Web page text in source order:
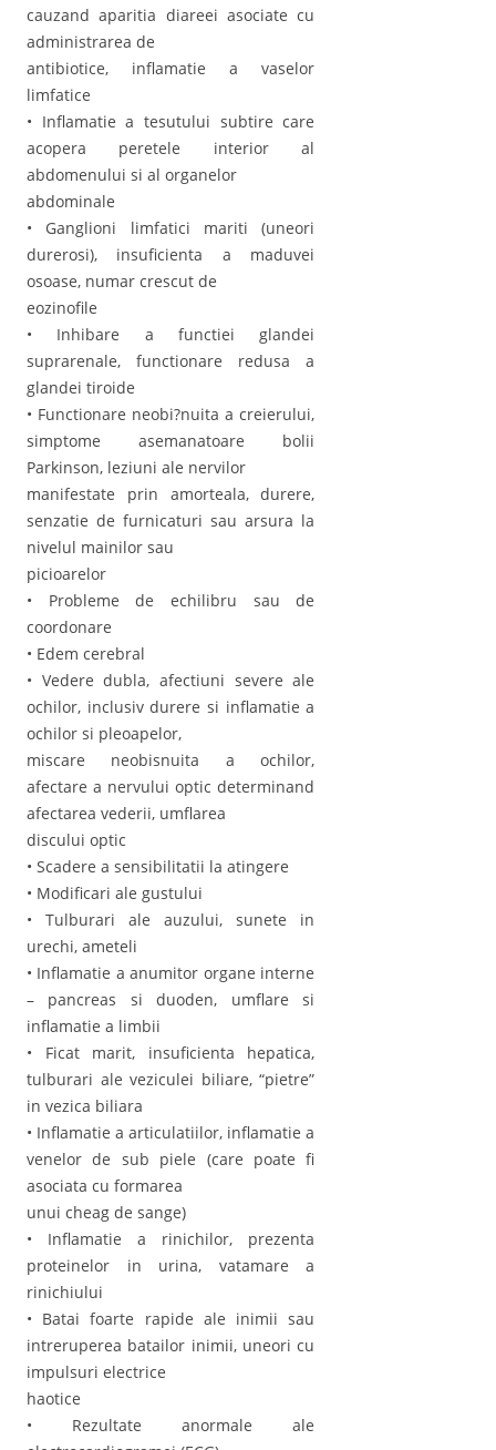
cauzand aparitia diareei asociate cu
administrarea de
antibiotice, inflamatie a vaselor
limfatice
• Inflamatie a tesutului subtire care
acopera peretele interior al
abdomenului si al organelor
abdominale
• Ganglioni limfatici mariti (uneori
durerosi), insuficienta a maduvei
osoase, numar crescut de
eozinofile
• Inhibare a functiei glandei
suprarenale, functionare redusa a
glandei tiroide
• Functionare neobi?nuita a creierului,
simptome asemanatoare bolii
Parkinson, leziuni ale nervilor
manifestate prin amorteala, durere,
senzatie de furnicaturi sau arsura la
nivelul mainilor sau
picioarelor
• Probleme de echilibru sau de
coordonare
• Edem cerebral
• Vedere dubla, afectiuni severe ale
ochilor, inclusiv durere si inflamatie a
ochilor si pleoapelor,
miscare neobisnuita a ochilor,
afectare a nervului optic determinand
afectarea vederii, umflarea
discului optic
• Scadere a sensibilitatii la atingere
• Modificari ale gustului
• Tulburari ale auzului, sunete in
urechi, ameteli
• Inflamatie a anumitor organe interne
– pancreas si duoden, umflare si
inflamatie a limbii
• Ficat marit, insuficienta hepatica,
tulburari ale veziculei biliare, “pietre”
in vezica biliara
• Inflamatie a articulatiilor, inflamatie a
venelor de sub piele (care poate fi
asociata cu formarea
unui cheag de sange)
• Inflamatie a rinichilor, prezenta
proteinelor in urina, vatamare a
rinichiului
• Batai foarte rapide ale inimii sau
intreruperea batailor inimii, uneori cu
impulsuri electrice
haotice
• Rezultate anormale ale